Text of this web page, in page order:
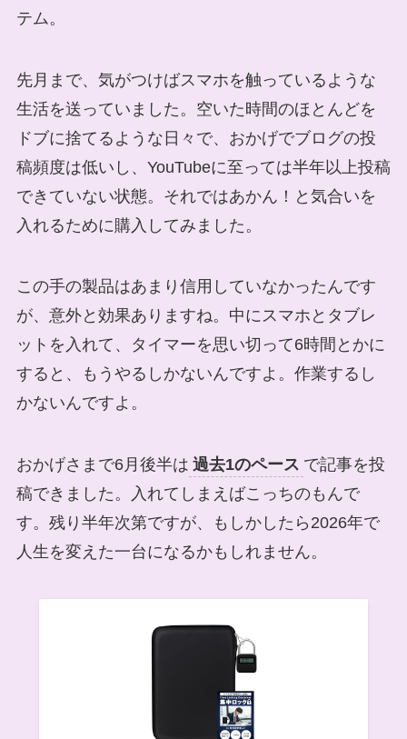
テム。
先月まで、気がつけばスマホを触っているような
生活を送っていました。空いた時間のほとんどを
ドブに捨てるような日々で、おかげでブログの投
稿頻度は低いし、YouTubeに至っては半年以上投稿
できていない状態。それではあかん！と気合いを
入れるために購入してみました。
この手の製品はあまり信用していなかったんです
が、意外と効果ありますね。中にスマホとタブレ
ットを入れて、タイマーを思い切って6時間とかに
すると、もうやるしかないんですよ。作業するし
かないんですよ。
おかげさまで6月後半は 過去1のペース で記事を投
稿できました。入れてしまえばこっちのもんで
す。残り半年次第ですが、もしかしたら2026年で
人生を変えた一台になるかもしれません。